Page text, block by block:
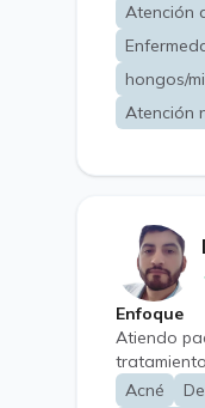
Atención
hongos/
Atención
Enfoque
Atiendo
A pesar de
Acné